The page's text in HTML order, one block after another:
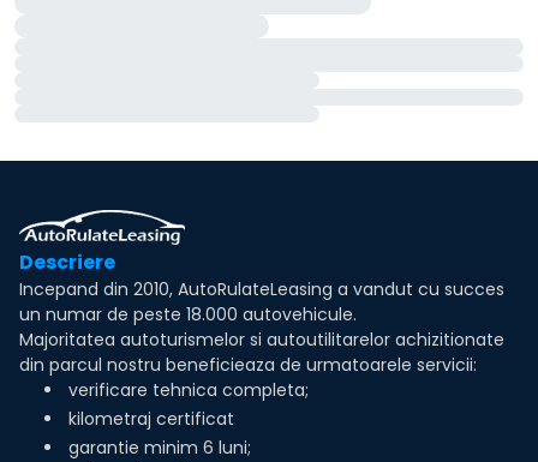
Descriere
Incepand din 2010, AutoRulateLeasing a vandut cu succes
un numar de peste 18.000 autovehicule.
Majoritatea autoturismelor si autoutilitarelor achizitionate
din parcul nostru beneficieaza de urmatoarele servicii:
verificare tehnica completa;
kilometraj certificat
garantie minim 6 luni;